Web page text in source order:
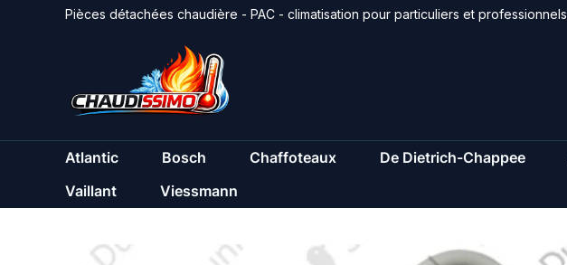
Pièces détachées chaudière - PAC - climatisation pour particuliers et professionnels
Atlantic Bosch Chaffoteaux De Dietrich-Chappee
Vaillant
Viessmann